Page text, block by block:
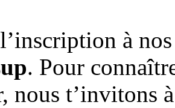
à
. Pour
nous t’invitons